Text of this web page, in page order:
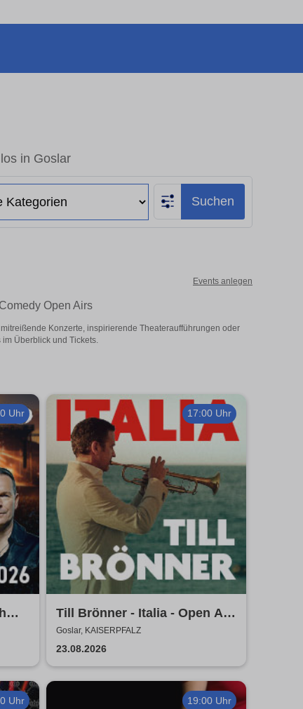
in Goslar
Suchen
Events anlegen
Open Airs
Konzerte, inspirierende Theateraufführungen oder
Überblick und Tickets.
Uhr 17:00 Uhr
Till Brönner - Italia - Open Air
2026
Goslar, KAISERPFALZ
23.08.2026
Uhr 19:00 Uhr